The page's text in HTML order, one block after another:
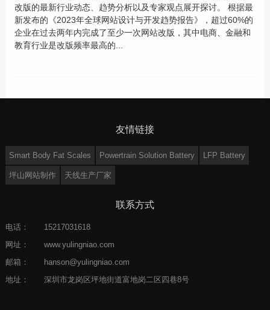
改版的最新行业动态、趋势分析以及专家观点展开探讨。 根据最
新发布的《2023年全球网站设计与开发趋势报告》，超过60%的
企业在过去两年内完成了至少一次网站改版，其中电商、金融和
教育行业是改版频率最高的...
友情链接
Smart Body Fat Scales Powertrain Solution Battery LFP Battery
坪山网站制作 天线生产厂家
联系方式
电话：
15217031618
网址：
www.yulingniao.com
邮箱：
hanson@yulingniao.com
地址：
深圳市龙岗区坪地街道富地岗二区四巷8号